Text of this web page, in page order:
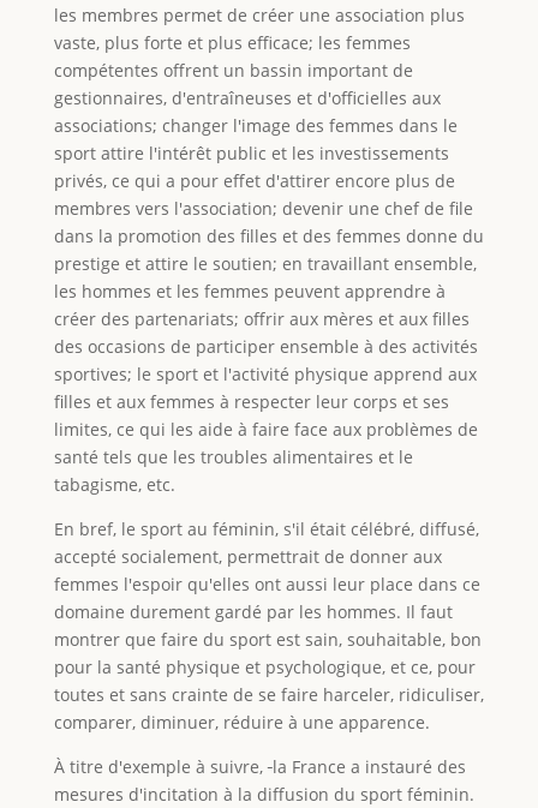
les membres permet de créer une association plus
vaste, plus forte et plus efficace; les femmes
compétentes offrent un bassin important de
gestionnaires, d'entraîneuses et d'officielles aux
associations; changer l'image des femmes dans le
sport attire l'intérêt public et les investissements
privés, ce qui a pour effet d'attirer encore plus de
membres vers l'association; devenir une chef de file
dans la promotion des filles et des femmes donne du
prestige et attire le soutien; en travaillant ensemble,
les hommes et les femmes peuvent apprendre à
créer des partenariats; offrir aux mères et aux filles
des occasions de participer ensemble à des activités
sportives; le sport et l'activité physique apprend aux
filles et aux femmes à respecter leur corps et ses
limites, ce qui les aide à faire face aux problèmes de
santé tels que les troubles alimentaires et le
tabagisme, etc.
En bref, le sport au féminin, s'il était célébré, diffusé,
accepté socialement, permettrait de donner aux
femmes l'espoir qu'elles ont aussi leur place dans ce
domaine durement gardé par les hommes. Il faut
montrer que faire du sport est sain, souhaitable, bon
pour la santé physique et psychologique, et ce, pour
toutes et sans crainte de se faire harceler, ridiculiser,
comparer, diminuer, réduire à une apparence.
À titre d'exemple à suivre, la France a instauré des
mesures d'incitation à la diffusion du sport féminin.